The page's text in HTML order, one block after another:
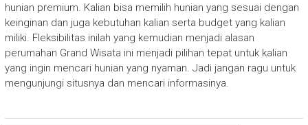
hunian premium. Kalian bisa memilih hunian yang sesuai dengan
keinginan dan juga kebutuhan kalian serta budget yang kalian
miliki. Fleksibilitas inilah yang kemudian menjadi alasan
perumahan Grand Wisata ini menjadi pilihan tepat untuk kalian
yang ingin mencari hunian yang nyaman. Jadi jangan ragu untuk
mengunjungi situsnya dan mencari informasinya.